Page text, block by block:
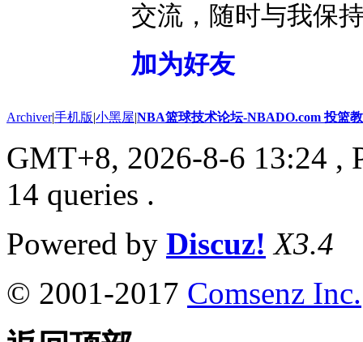
交流，随时与我保
加为好友
Archiver|手机版|小黑屋|NBA篮球技术论坛-NBADO.com 投篮
GMT+8, 2026-8-6 13:24 ,
14 queries .
Powered by Discuz! X3.4
© 2001-2017 Comsenz Inc.